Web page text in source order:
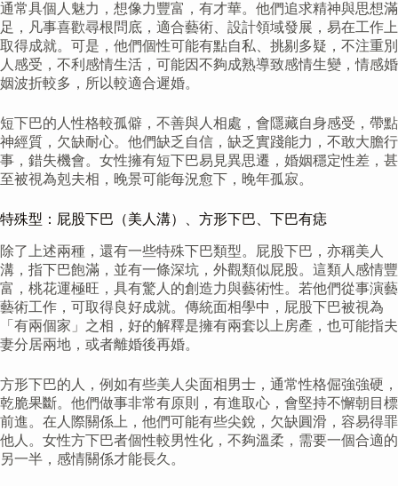
通常具個人魅力，想像力豐富，有才華。他們追求精神與思想滿
足，凡事喜歡尋根問底，適合藝術、設計領域發展，易在工作上
取得成就。可是，他們個性可能有點自私、挑剔多疑，不注重別
人感受，不利感情生活，可能因不夠成熟導致感情生變，情感婚
姻波折較多，所以較適合遲婚。
短下巴的人性格較孤僻，不善與人相處，會隱藏自身感受，帶點
神經質，欠缺耐心。他們缺乏自信，缺乏實踐能力，不敢大膽行
事，錯失機會。女性擁有短下巴易見異思遷，婚姻穩定性差，甚
至被視為剋夫相，晚景可能每況愈下，晚年孤寂。
特殊型：屁股下巴（美人溝）、方形下巴、下巴有痣
除了上述兩種，還有一些特殊下巴類型。屁股下巴，亦稱美人
溝，指下巴飽滿，並有一條深坑，外觀類似屁股。這類人感情豐
富，桃花運極旺，具有驚人的創造力與藝術性。若他們從事演藝
藝術工作，可取得良好成就。傳統面相學中，屁股下巴被視為
「有兩個家」之相，好的解釋是擁有兩套以上房產，也可能指夫
妻分居兩地，或者離婚後再婚。
方形下巴的人，例如有些美人尖面相男士，通常性格倔強強硬，
乾脆果斷。他們做事非常有原則，有進取心，會堅持不懈朝目標
前進。在人際關係上，他們可能有些尖銳，欠缺圓滑，容易得罪
他人。女性方下巴者個性較男性化，不夠溫柔，需要一個合適的
另一半，感情關係才能長久。